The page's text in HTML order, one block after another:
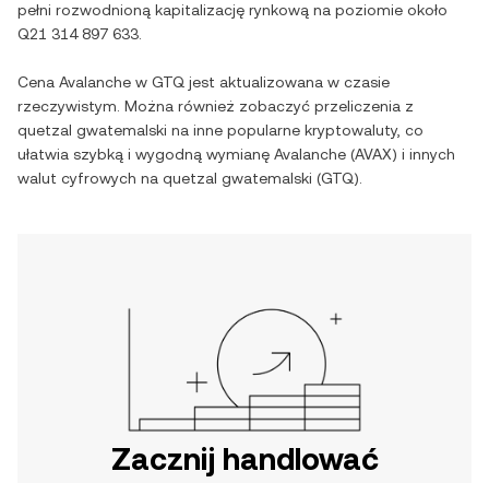
pełni rozwodnioną kapitalizację rynkową na poziomie około
Q21 314 897 633
Cena Avalanche w GTQ jest aktualizowana w czasie
rzeczywistym. Można również zobaczyć przeliczenia z
quetzal gwatemalski na inne popularne kryptowaluty, co
ułatwia szybką i wygodną wymianę Avalanche (AVAX) i innych
walut cyfrowych na quetzal gwatemalski (GTQ).
Zacznij handlować